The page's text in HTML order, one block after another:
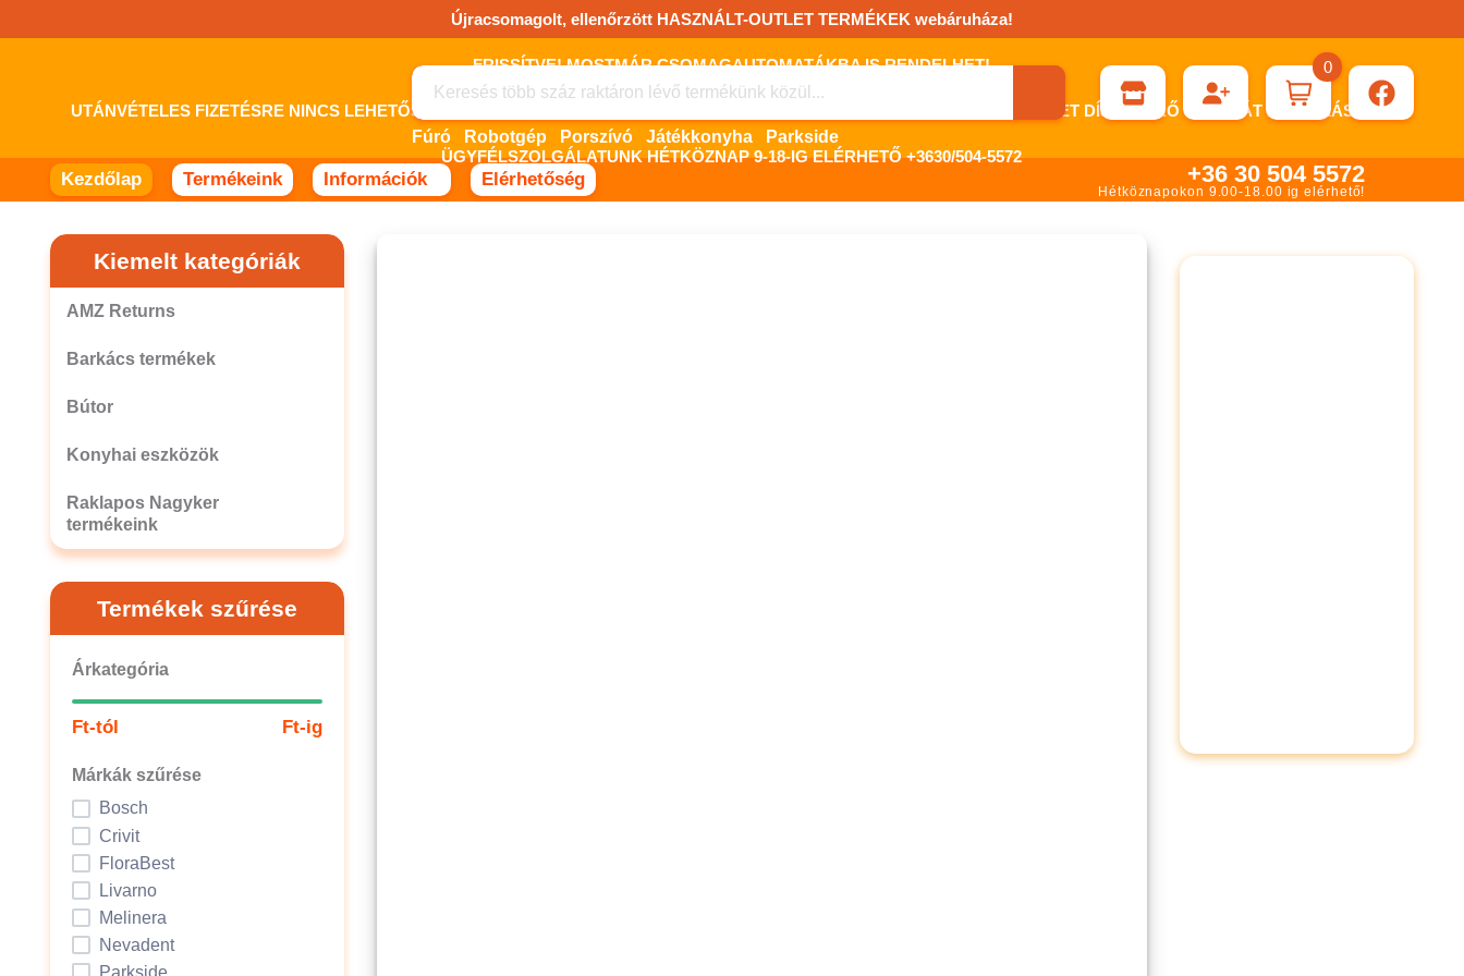
a
Újracsomagolt, ellenőrzött HASZNÁLT-OUTLET TERMÉKEK webáruháza!
FRISSÍTVE! MOSTMÁR CSOMAGAUTOMATÁKBA IS RENDELHET!
UTÁNVÉTELES FIZETÉSRE NINCS LEHETŐSÉG! FIZETNI ONLINE BANKKÁRTYÁVAL LEHETSÉGES, SZÜKSÉG ESETÉN KÉRHET DÍJBEKÉRŐ SZÁMLÁT ÁTUTALÁSHOZ.
ÜGYFÉLSZOLGÁLATUNK HÉTKÖZNAP 9-18-IG ELÉRHETŐ +3630/504-5572
Fúró Robotgép Porszívó Játékkonyha Parkside
0
Kezdőlap Termékeink Információk Elérhetőség +36 30 504 5572
Hétköznapokon 9.00-18.00 ig elérhető!
Kiemelt kategóriák
AMZ Returns
Barkács termékek
Bútor
Konyhai eszközök
Raklapos Nagyker
termékeink
Termékek szűrése
Árkategória
Ft-tól Ft-ig
Márkák szűrése
Bosch
Crivit
FloraBest
Livarno
Melinera
Nevadent